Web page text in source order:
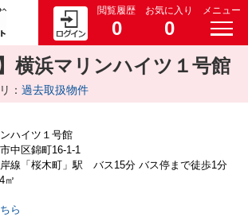
閲覧履歴
0
お気に入り
0
メニュー
横浜マリンハイツ１号館
： 過去取扱物件
ハイツ１号館
中区錦町16-1-1
線「桜木町」駅 バス15分 バス停まで徒歩1分
㎡
ら